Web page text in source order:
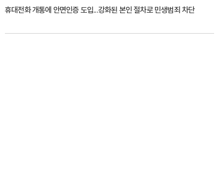
휴대전화 개통에 안면인증 도입...강화된 본인 절차로 민생범죄 차단